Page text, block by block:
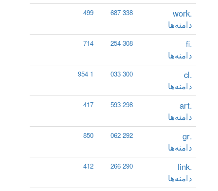
.work
دامنه‌ها
338 687
499
.fi
دامنه‌ها
308 254
714
.cl
دامنه‌ها
300 033
1 954
.art
دامنه‌ها
298 593
417
.gr
دامنه‌ها
292 062
850
.link
دامنه‌ها
290 266
412